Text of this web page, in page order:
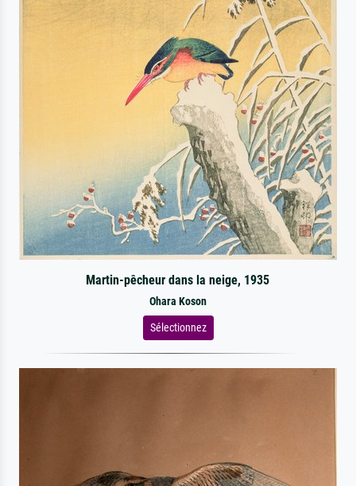
Martin-pêcheur dans la neige, 1935
Ohara Koson
Sélectionnez